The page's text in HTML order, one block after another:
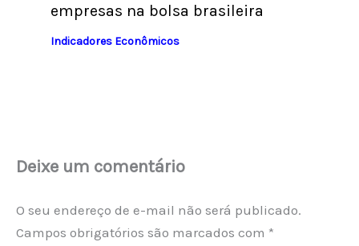
empresas na bolsa brasileira
Indicadores Econômicos
Deixe um comentário
O seu endereço de e-mail não será publicado.
Campos obrigatórios são marcados com *